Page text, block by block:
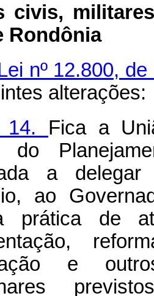
civis,
Rondônia
nº 12.800,
alterações:
14. Fica a
do
a
ao
prática de
e